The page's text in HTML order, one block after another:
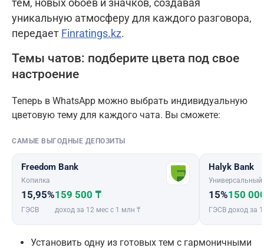
тем, новых обоев и значков, создавая
уникальную атмосферу для каждого разговора,
передает Finratings.kz.
Темы чатов: подберите цвета под свое
настроение
Теперь в WhatsApp можно выбрать индивидуальную
цветовую тему для каждого чата. Вы сможете:
САМЫЕ ВЫГОДНЫЕ ДЕПОЗИТЫ
Freedom Bank
Копилка
15,95%
ГЭСВ
159 500 ₸
доход за 12 мес с 1 млн ₸
Halyk Bank
Универсальный
15%
ГЭСВ
150
доход за
Установить одну из готовых тем с гармоничными